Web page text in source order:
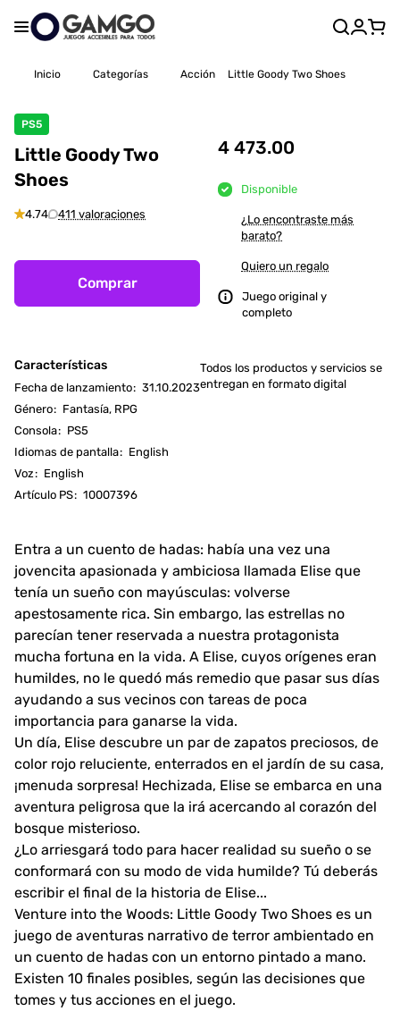
Inicio Categorías Acción Little Goody Two Shoes
PS5
Little Goody Two
Shoes
4.74 411 valoraciones
Comprar
Características
Fecha de lanzamiento: 31.10.2023
Género: Fantasía, RPG
Consola: PS5
Idiomas de pantalla: English
Voz: English
Artículo PS: 10007396
4 473.00
Disponible
¿Lo encontraste más
barato?
Quiero un regalo
Juego original y
completo
Todos los productos y servicios se
entregan en formato digital
Entra a un cuento de hadas: había una vez una
jovencita apasionada y ambiciosa llamada Elise que
tenía un sueño con mayúsculas: volverse
apestosamente rica. Sin embargo, las estrellas no
parecían tener reservada a nuestra protagonista
mucha fortuna en la vida. A Elise, cuyos orígenes eran
humildes, no le quedó más remedio que pasar sus días
ayudando a sus vecinos con tareas de poca
importancia para ganarse la vida.
Un día, Elise descubre un par de zapatos preciosos, de
color rojo reluciente, enterrados en el jardín de su casa,
¡menuda sorpresa! Hechizada, Elise se embarca en una
aventura peligrosa que la irá acercando al corazón del
bosque misterioso.
¿Lo arriesgará todo para hacer realidad su sueño o se
conformará con su modo de vida humilde? Tú deberás
escribir el final de la historia de Elise...
Venture into the Woods: Little Goody Two Shoes es un
juego de aventuras narrativo de terror ambientado en
un cuento de hadas con un entorno pintado a mano.
Existen 10 finales posibles, según las decisiones que
tomes y tus acciones en el juego.